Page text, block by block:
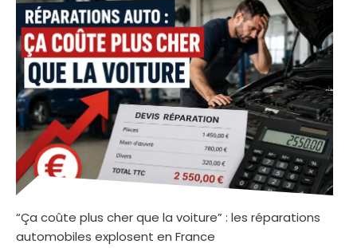
“Ça coûte plus cher que la voiture” : les réparations
automobiles explosent en France